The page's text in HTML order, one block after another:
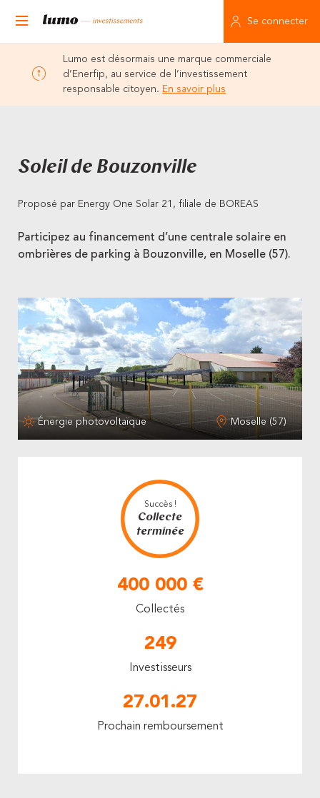
Se connecter
Lumo est désormais une marque commerciale
d’Enerfip, au service de l’investissement
responsable citoyen. En savoir plus
Soleil de Bouzonville
Proposé par Energy One Solar 21, filiale de BOREAS
Participez au financement d’une centrale solaire en
ombrières de parking à Bouzonville, en Moselle (57).
Énergie photovoltaïque Moselle (57)
Succès !
Collecte
terminée
400 000 €
Collectés
249
Investisseurs
27.01.27
Prochain remboursement